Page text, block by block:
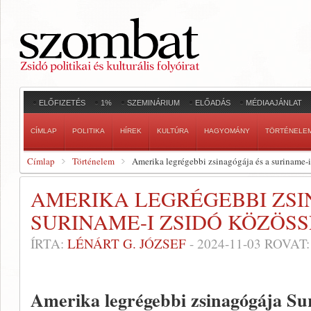
ELŐFIZETÉS 1% SZEMINÁRIUM ELŐADÁS MÉDIAAJÁNLAT
CÍMLAP POLITIKA HÍREK KULTÚRA HAGYOMÁNY
Címlap Történelem Amerika legrégebbi zsinagógája és a
AMERIKA LEGRÉGEBBI
SURINAME-I ZSIDÓ
ÍRTA: LÉNÁRT G. JÓZSEF - 2024-11-03
Amerika legrégebbi zsinagógája